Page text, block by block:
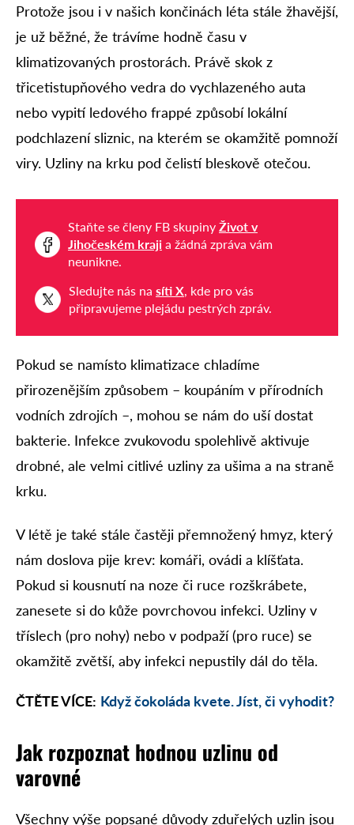
Protože jsou i v našich končinách léta stále žhavější,
je už běžné, že trávíme hodně času v
klimatizovaných prostorách. Právě skok z
třicetistupňového vedra do vychlazeného auta
nebo vypití ledového frappé způsobí lokální
podchlazení sliznic, na kterém se okamžitě pomnoží
viry. Uzliny na krku pod čelistí bleskově otečou.
Staňte se členy FB skupiny Život v
Jihočeském kraji a žádná zpráva vám
neunikne.
Sledujte nás na síti X, kde pro vás
připravujeme plejádu pestrých zpráv.
Pokud se namísto klimatizace chladíme
přirozenějším způsobem – koupáním v přírodních
vodních zdrojích –, mohou se nám do uší dostat
bakterie. Infekce zvukovodu spolehlivě aktivuje
drobné, ale velmi citlivé uzliny za ušima a na straně
krku.
V létě je také stále častěji přemnožený hmyz, který
nám doslova pije krev: komáři, ovádi a klíšťata.
Pokud si kousnutí na noze či ruce rozškrábete,
zanesete si do kůže povrchovou infekci. Uzliny v
tříslech (pro nohy) nebo v podpaží (pro ruce) se
okamžitě zvětší, aby infekci nepustily dál do těla.
ČTĚTE VÍCE: Když čokoláda kvete. Jíst, či vyhodit?
Jak rozpoznat hodnou uzlinu od
varovné
Všechny výše popsané důvody zduřelých uzlin jsou